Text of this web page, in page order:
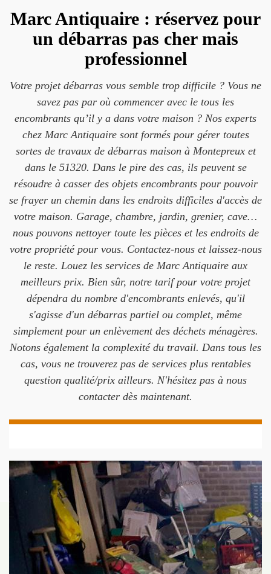
Marc Antiquaire : réservez pour
un débarras pas cher mais
professionnel
Votre projet débarras vous semble trop difficile ? Vous ne
savez pas par où commencer avec le tous les
encombrants qu’il y a dans votre maison ? Nos experts
chez Marc Antiquaire sont formés pour gérer toutes
sortes de travaux de débarras maison à Montepreux et
dans le 51320. Dans le pire des cas, ils peuvent se
résoudre à casser des objets encombrants pour pouvoir
se frayer un chemin dans les endroits difficiles d'accès de
votre maison. Garage, chambre, jardin, grenier, cave…
nous pouvons nettoyer toute les pièces et les endroits de
votre propriété pour vous. Contactez-nous et laissez-nous
le reste. Louez les services de Marc Antiquaire aux
meilleurs prix. Bien sûr, notre tarif pour votre projet
dépendra du nombre d'encombrants enlevés, qu'il
s'agisse d'un débarras partiel ou complet, même
simplement pour un enlèvement des déchets ménagères.
Notons également la complexité du travail. Dans tous les
cas, vous ne trouverez pas de services plus rentables
question qualité/prix ailleurs. N'hésitez pas à nous
contacter dès maintenant.